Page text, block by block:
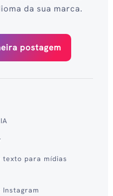
da sua marca.
postagem
texto para mídias